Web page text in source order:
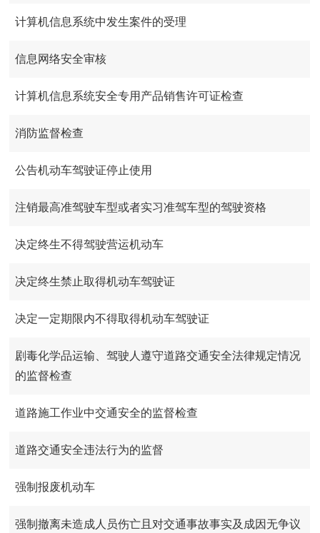
计算机信息系统中发生案件的受理
信息网络安全审核
计算机信息系统安全专用产品销售许可证检查
消防监督检查
公告机动车驾驶证停止使用
注销最高准驾驶车型或者实习准驾车型的驾驶资格
决定终生不得驾驶营运机动车
决定终生禁止取得机动车驾驶证
决定一定期限内不得取得机动车驾驶证
剧毒化学品运输、驾驶人遵守道路交通安全法律规定情况
的监督检查
道路施工作业中交通安全的监督检查
道路交通安全违法行为的监督
强制报废机动车
强制撤离未造成人员伤亡且对交通事故事实及成因无争议